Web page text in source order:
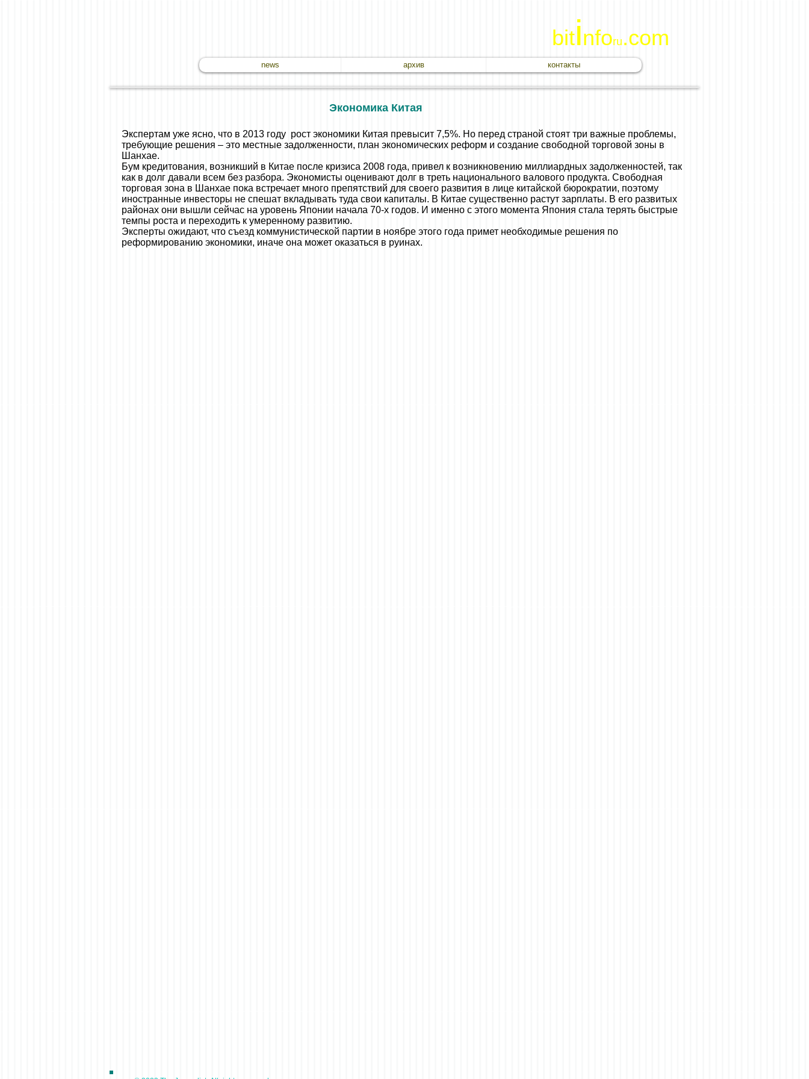
bitinforu .com
news архив контакты
Экономика Китая
Экспертам уже ясно, что в 2013 году рост экономики Китая превысит 7,5%. Но перед страной стоят три важные проблемы,
требующие решения – это местные задолженности, план экономических реформ и создание свободной торговой зоны в
Шанхае.
Бум кредитования, возникший в Китае после кризиса 2008 года, привел к возникновению миллиардных задолженностей, так
как в долг давали всем без разбора. Экономисты оценивают долг в треть национального валового продукта. Свободная
торговая зона в Шанхае пока встречает много препятствий для своего развития в лице китайской бюрократии, поэтому
иностранные инвесторы не спешат вкладывать туда свои капиталы. В Китае существенно растут зарплаты. В его развитых
районах они вышли сейчас на уровень Японии начала 70-х годов. И именно с этого момента Япония стала терять быстрые
темпы роста и переходить к умеренному развитию.
Эксперты ожидают, что съезд коммунистической партии в ноябре этого года примет необходимые решения по
реформированию экономики, иначе она может оказаться в руинах.